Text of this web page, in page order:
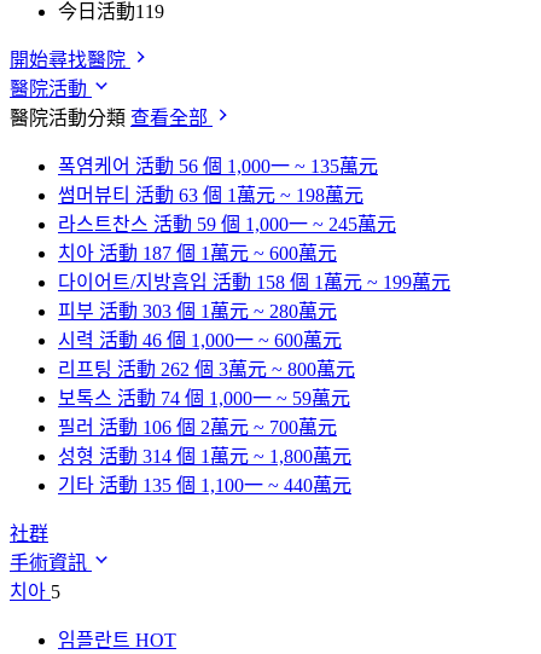
今日活動119
開始尋找醫院
醫院活動
醫院活動分類 查看全部
폭염케어 活動 56 個 1,000一 ~ 135萬元
썸머뷰티 活動 63 個 1萬元 ~ 198萬元
라스트찬스 活動 59 個 1,000一 ~ 245萬元
치아 活動 187 個 1萬元 ~ 600萬元
다이어트/지방흡입 活動 158 個 1萬元 ~ 199萬元
피부 活動 303 個 1萬元 ~ 280萬元
시력 活動 46 個 1,000一 ~ 600萬元
리프팅 活動 262 個 3萬元 ~ 800萬元
보톡스 活動 74 個 1,000一 ~ 59萬元
필러 活動 106 個 2萬元 ~ 700萬元
성형 活動 314 個 1萬元 ~ 1,800萬元
기타 活動 135 個 1,100一 ~ 440萬元
社群
手術資訊
치아 5
임플란트 HOT